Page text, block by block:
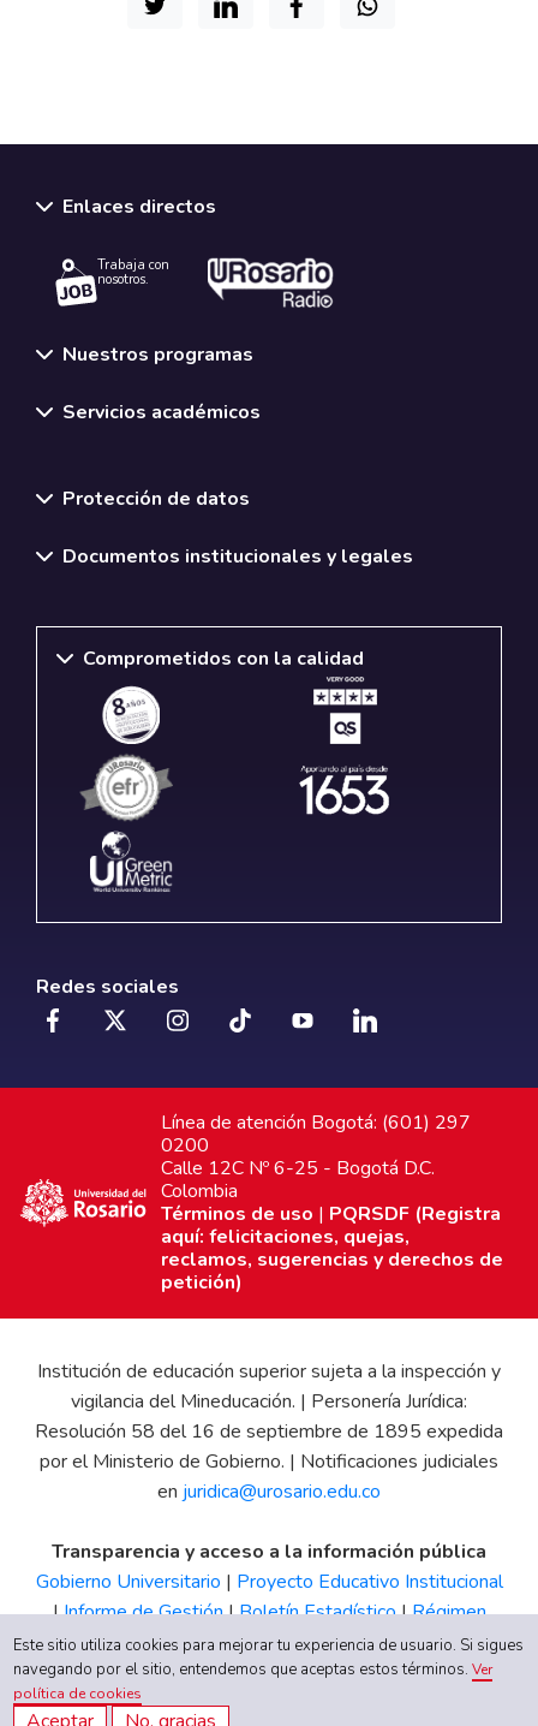
Enlaces directos
Trabaja con
nosotros.
Nuestros programas
Servicios académicos
Protección de datos
Documentos institucionales y legales
Comprometidos con la calidad
Redes sociales
Línea de atención Bogotá: (601) 297
0200
Calle 12C Nº 6-25 - Bogotá D.C.
Colombia
Términos de uso | PQRSDF (Registra
aquí: felicitaciones, quejas,
reclamos, sugerencias y derechos de
petición)
Institución de educación superior sujeta a la inspección y
vigilancia del Mineducación. | Personería Jurídica:
Resolución 58 del 16 de septiembre de 1895 expedida
por el Ministerio de Gobierno. | Notificaciones judiciales
en juridica@urosario.edu.co
Transparencia y acceso a la información pública
Gobierno Universitario | Proyecto Educativo Institucional
|Informe de Gestión|Boletín Estadístico|Régimen
Tributario|Estados Financieros |Código de Ética| Canal
de Integridad UR
Este sitio utiliza cookies para mejorar tu experiencia de usuario. Si sigues
navegando por el sitio, entendemos que aceptas estos términos.Ver
política de cookies